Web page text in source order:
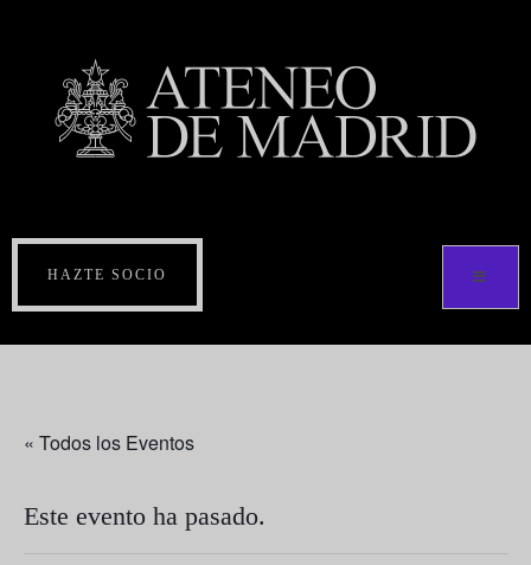
HAZTE SOCIO
« Todos los Eventos
Este evento ha pasado.